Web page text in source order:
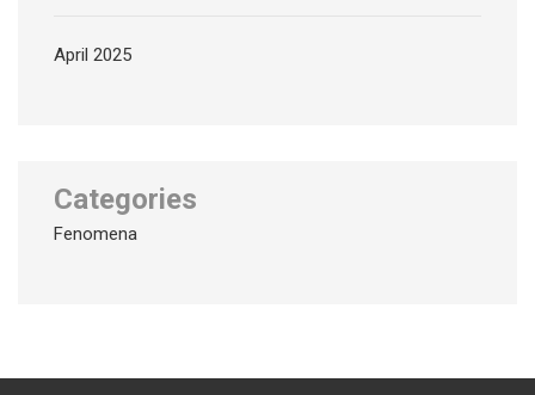
April 2025
Categories
Fenomena